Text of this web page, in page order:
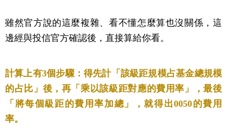
雖然官方說的這麼複雜、看不懂怎麼算也沒關係，這
邊經與投信官方確認後，直接算給你看。
計算上有3個步驟：得先計「該級距規模占基金總規模
的占比」後，再「乘以該級距對應的費用率」，最後
「將每個級距的費用率加總」，就得出0050的費用
率。